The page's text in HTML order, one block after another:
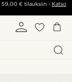
59,00 €tilauksiin - Katso